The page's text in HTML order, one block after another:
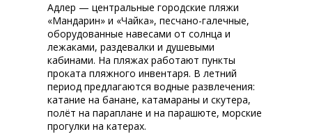
Адлер — центральные городские пляжи
«Мандарин» и «Чайка», песчано-галечные,
оборудованные навесами от солнца и
лежаками, раздевалки и душевыми
кабинами. На пляжах работают пункты
проката пляжного инвентаря. В летний
период предлагаются водные развлечения:
катание на банане, катамараны и скутера,
полёт на параплане и на парашюте, морские
прогулки на катерах.